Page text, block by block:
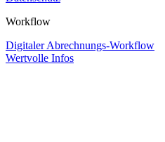
Workflow
Digitaler Abrechnungs-Workflow
Wertvolle Infos